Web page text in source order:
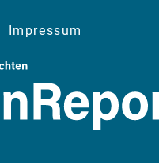
Impressum